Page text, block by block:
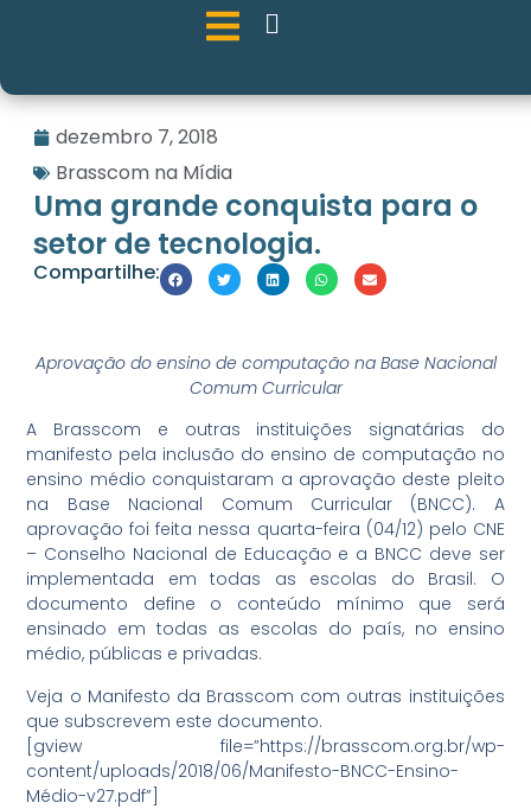
dezembro 7, 2018
Brasscom na Mídia
Uma grande conquista para o
setor de tecnologia.
Compartilhe:
Aprovação do ensino de computação na Base Nacional
Comum Curricular
A Brasscom e outras instituições signatárias do
manifesto pela inclusão do ensino de computação no
ensino médio conquistaram a aprovação deste pleito
na Base Nacional Comum Curricular (BNCC). A
aprovação foi feita nessa quarta-feira (04/12) pelo CNE
– Conselho Nacional de Educação e a BNCC deve ser
implementada em todas as escolas do Brasil. O
documento define o conteúdo mínimo que será
ensinado em todas as escolas do país, no ensino
médio, públicas e privadas.
Veja o Manifesto da Brasscom com outras instituições
que subscrevem este documento.
[gview file=”https://brasscom.org.br/wp-
content/uploads/2018/06/Manifesto-BNCC-Ensino-
Médio-v27.pdf”]